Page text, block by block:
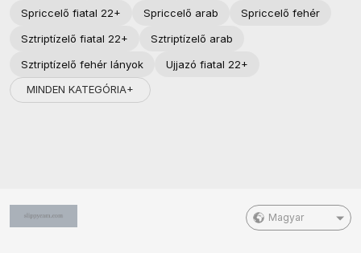
Spriccelő fiatal 22+
Spriccelő arab
Spriccelő fehér
Sztriptízelő fiatal 22+
Sztriptízelő arab
Sztriptízelő fehér lányok
Ujjazó fiatal 22+
MINDEN KATEGÓRIA+
Magyar